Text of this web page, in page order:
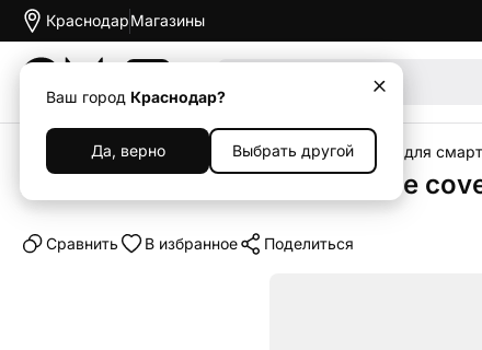
Краснодар
Ваш город Краснодар?
Да, верно Выбрать другой
Магазины
Каталог Аксессуары Чехлы Чехлы для
Клип-кейс (накладка) Silicone
Cравнить В избранное Поделиться